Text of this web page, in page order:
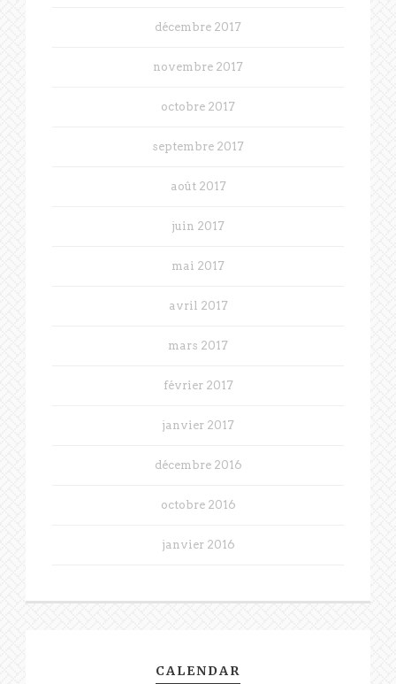
décembre 2017
novembre 2017
octobre 2017
septembre 2017
août 2017
juin 2017
mai 2017
avril 2017
mars 2017
février 2017
janvier 2017
décembre 2016
octobre 2016
janvier 2016
CALENDAR